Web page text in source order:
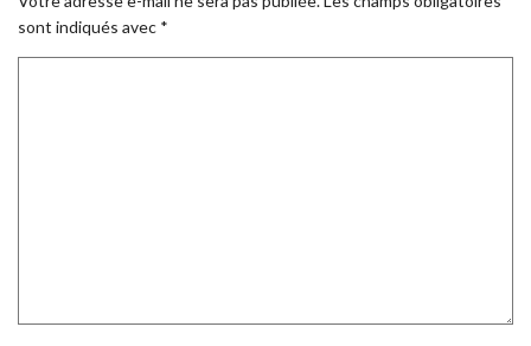
sont indiqués avec *